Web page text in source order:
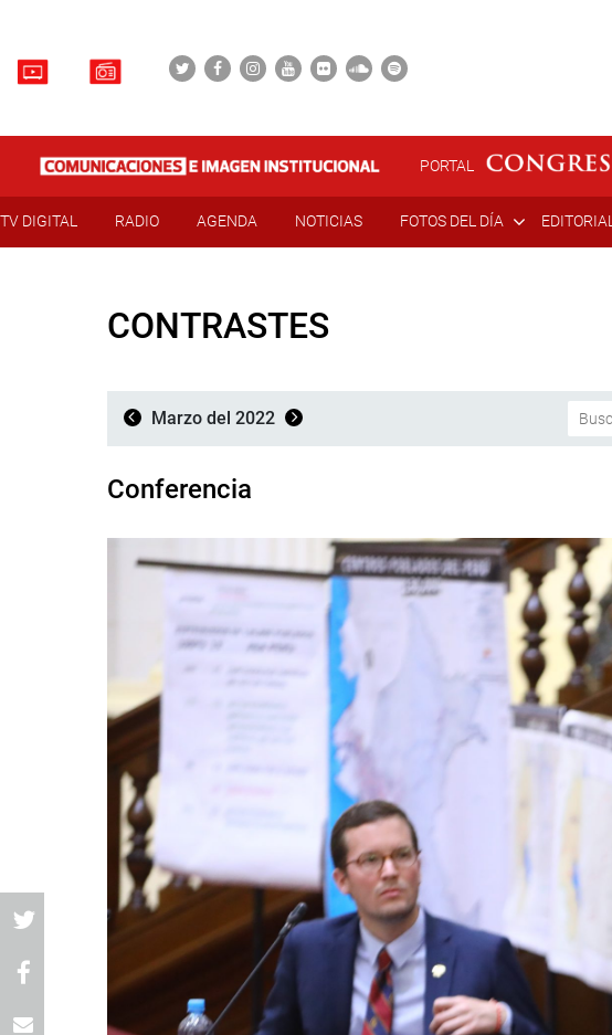
PORTAL
TV DIGITAL RADIO AGENDA NOTICIAS FOTOS DEL DÍA EDITORIAL
CONTRASTES
Marzo del 2022
Conferencia